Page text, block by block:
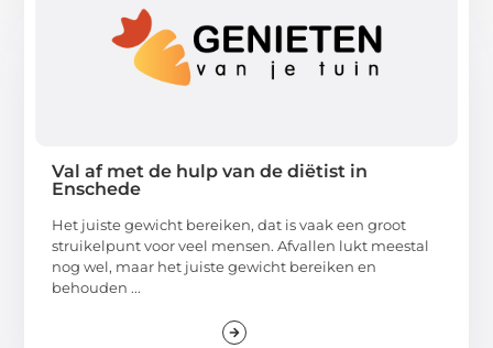
Val af met de hulp van de diëtist in
Enschede
Het juiste gewicht bereiken, dat is vaak een groot
struikelpunt voor veel mensen. Afvallen lukt meestal
nog wel, maar het juiste gewicht bereiken en
behouden ...